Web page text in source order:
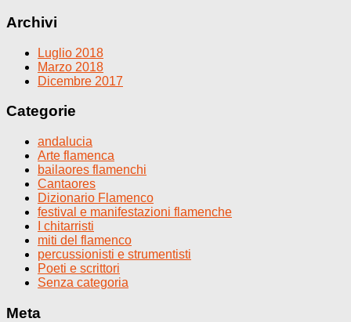
Archivi
Luglio 2018
Marzo 2018
Dicembre 2017
Categorie
andalucia
Arte flamenca
bailaores flamenchi
Cantaores
Dizionario Flamenco
festival e manifestazioni flamenche
I chitarristi
miti del flamenco
percussionisti e strumentisti
Poeti e scrittori
Senza categoria
Meta